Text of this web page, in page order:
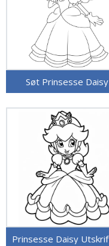
Søt Prinsesse Daisy